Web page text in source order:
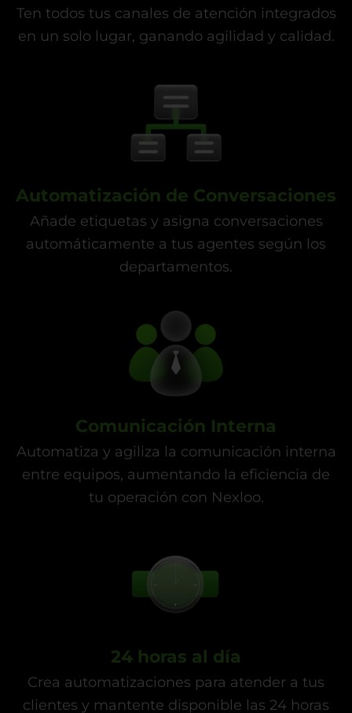
Ten todos tus canales de atención integrados
en un solo lugar, ganando agilidad y calidad.
Automatización de Conversaciones
Añade etiquetas y asigna conversaciones
automáticamente a tus agentes según los
departamentos.
Comunicación Interna
Automatiza y agiliza la comunicación interna
entre equipos, aumentando la eficiencia de
tu operación con Nexloo.
24 horas al día
Crea automatizaciones para atender a tus
clientes y mantente disponible las 24 horas